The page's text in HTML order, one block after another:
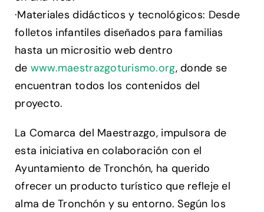
·Materiales didácticos y tecnológicos: Desde
folletos infantiles diseñados para familias
hasta un micrositio web dentro
de www.maestrazgoturismo.org, donde se
encuentran todos los contenidos del
proyecto.
La Comarca del Maestrazgo, impulsora de
esta iniciativa en colaboración con el
Ayuntamiento de Tronchón, ha querido
ofrecer un producto turístico que refleje el
alma de Tronchón y su entorno. Según los